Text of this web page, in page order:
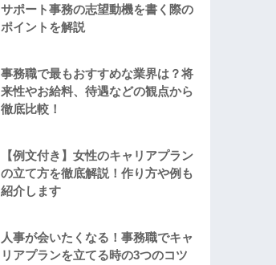
サポート事務の志望動機を書く際の
ポイントを解説
事務職で最もおすすめな業界は？将
来性やお給料、待遇などの観点から
徹底比較！
【例文付き】女性のキャリアプラン
の立て方を徹底解説！作り方や例も
紹介します
人事が会いたくなる！事務職でキャ
リアプランを立てる時の3つのコツ